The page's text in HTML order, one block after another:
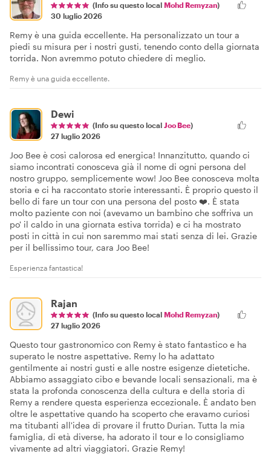
(Info su questo local Mohd Remyzan)
30 luglio 2026
Remy è una guida eccellente. Ha personalizzato un tour a
piedi su misura per i nostri gusti, tenendo conto della giornata
torrida. Non avremmo potuto chiedere di meglio.
Remy è una guida eccellente.
Dewi
(Info su questo local Joo Bee)
27 luglio 2026
Joo Bee è così calorosa ed energica! Innanzitutto, quando ci
siamo incontrati conosceva già il nome di ogni persona del
nostro gruppo, semplicemente wow! Joo Bee conosceva molta
storia e ci ha raccontato storie interessanti. È proprio questo il
bello di fare un tour con una persona del posto ❤️. È stata
molto paziente con noi (avevamo un bambino che soffriva un
po' il caldo in una giornata estiva torrida) e ci ha mostrato
posti in città in cui non saremmo mai stati senza di lei. Grazie
per il bellissimo tour, cara Joo Bee!
Esperienza fantastica!
Rajan
(Info su questo local Mohd Remyzan)
27 luglio 2026
Questo tour gastronomico con Remy è stato fantastico e ha
superato le nostre aspettative. Remy lo ha adattato
gentilmente ai nostri gusti e alle nostre esigenze dietetiche.
Abbiamo assaggiato cibo e bevande locali sensazionali, ma è
stata la profonda conoscenza della cultura e della storia di
Remy a rendere questa esperienza eccezionale. È andato ben
oltre le aspettative quando ha scoperto che eravamo curiosi
ma titubanti all'idea di provare il frutto Durian. Tutta la mia
famiglia, di età diverse, ha adorato il tour e lo consigliamo
vivamente ad altri viaggiatori. Grazie Remy!